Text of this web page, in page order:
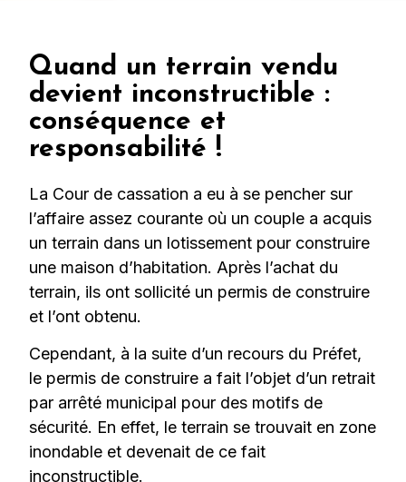
Quand un terrain vendu
devient inconstructible :
conséquence et
responsabilité !
La Cour de cassation a eu à se pencher sur
l’affaire assez courante où un couple a acquis
un terrain dans un lotissement pour construire
une maison d’habitation. Après l’achat du
terrain, ils ont sollicité un permis de construire
et l’ont obtenu.
Cependant, à la suite d’un recours du Préfet,
le permis de construire a fait l’objet d’un retrait
par arrêté municipal pour des motifs de
sécurité. En effet, le terrain se trouvait en zone
inondable et devenait de ce fait
inconstructible.